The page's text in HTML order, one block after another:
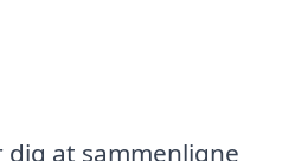
at sammenligne